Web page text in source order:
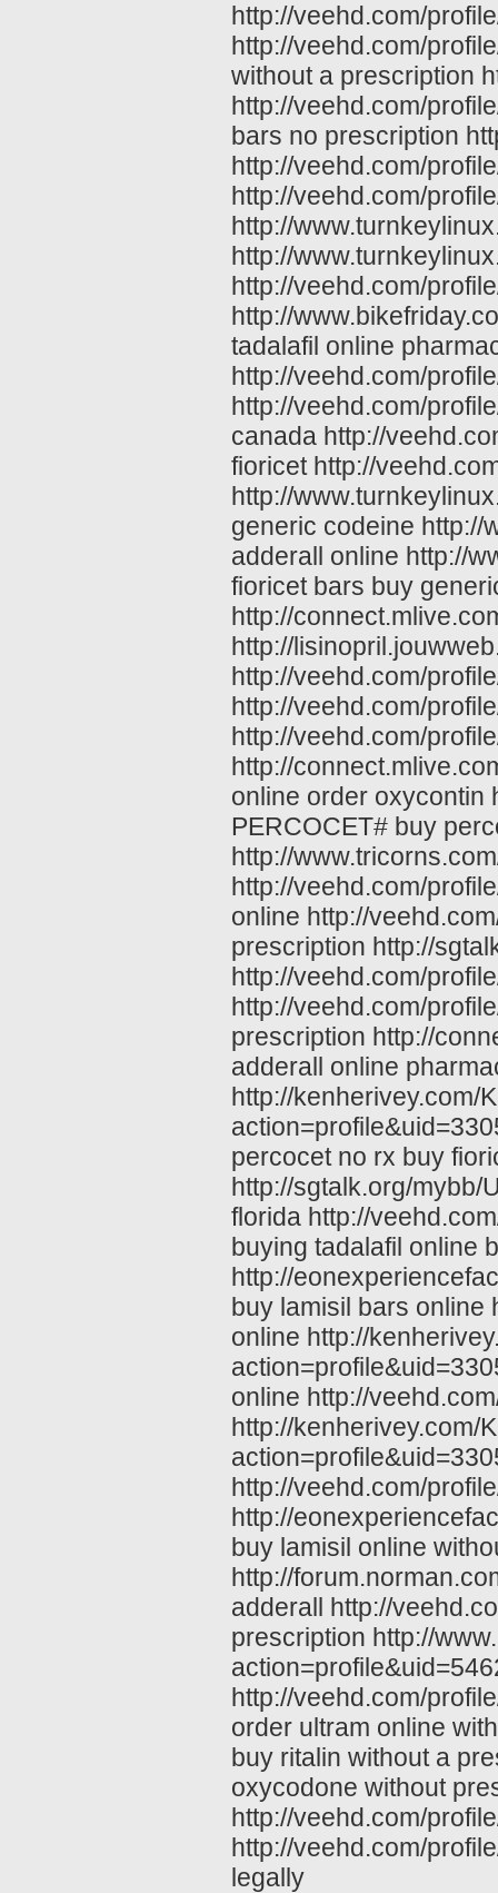
http://veehd.com/
http://veehd.com/
without a prescription
http://veehd.com/
bars no prescription
http://veehd.com/
http://veehd.com/
http://
http://
http://veehd.com/
http://
tadalafil online
http://veehd.com/
http://veehd.com/
canada http://
fioricet http://
http://
generic codeine http://
adderall online http://
fioricet bars buy
http://
http://
http://veehd.com/
http://veehd.com/
http://veehd.com/
http://
online order oxycontin
PERCOCET# buy
http://
http://veehd.com/
online http://
prescription http://
http://veehd.com/
http://veehd.com/
prescription http://
adderall online
http://kenherivey.com/
percocet no rx buy
http://sgtalk.org/mybb/
florida http://
buying tadalafil online
http://
buy lamisil bars online
online http://
online http://
http://kenherivey.com/
http://veehd.com/
http://
buy lamisil online
http://
adderall http://
prescription http://
http://veehd.com/
order ultram online
buy ritalin without a
oxycodone without
http://veehd.com/
http://veehd.com/
legally